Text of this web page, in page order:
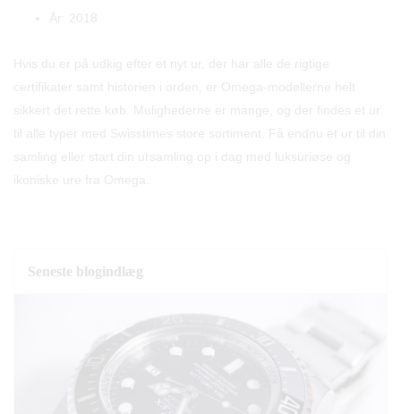
År: 2018
Hvis du er på udkig efter et nyt ur, der har alle de rigtige
certifikater samt historien i orden, er Omega-modellerne helt
sikkert det rette køb. Mulighederne er mange, og der findes et ur
til alle typer med Swisstimes store sortiment. Få endnu et ur til din
samling eller start din ursamling op i dag med luksuriøse og
ikoniske ure fra Omega.
Seneste blogindlæg